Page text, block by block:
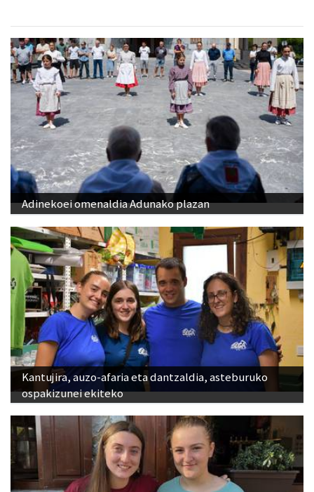
Adinekoei omenaldia Adunako plazan
Kantujira, auzo-afaria eta dantzaldia, asteburuko
ospakizunei ekiteko